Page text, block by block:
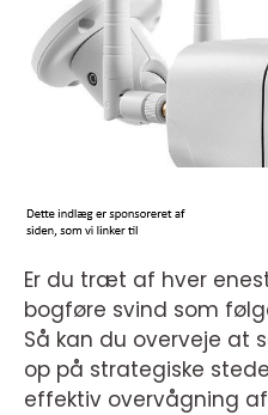
Er du træt af hver
bogføre svind som
Så kan du overveje
op på strategiske
effektiv overvågning